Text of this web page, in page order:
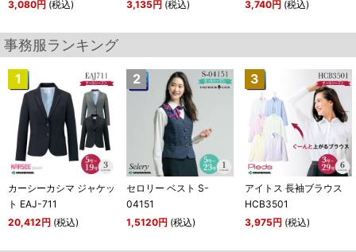
3,080円 (税込) 3,135円 (税込) 3,740円 (税込)
事務服ランキング
カーシーカシマ ジャケッ
ト EAJ-711
20,412円 (税込)
セロリー ベスト S-
04151
1,5120円 (税込)
アイトス 長袖ブラウス
HCB3501
3,975円 (税込)